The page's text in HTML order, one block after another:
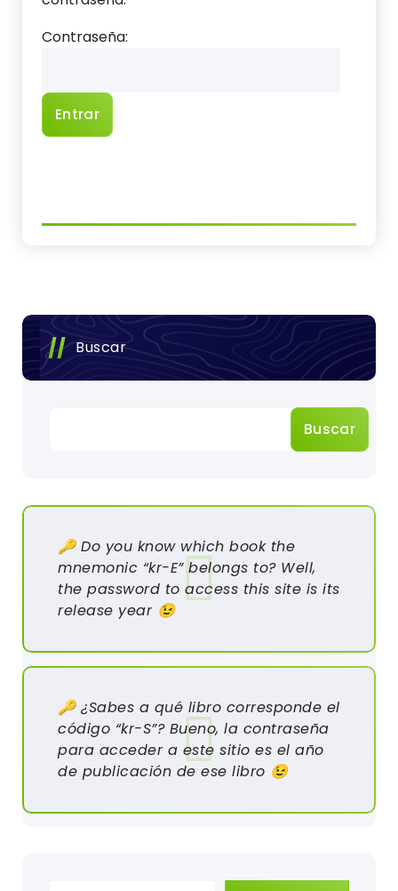
Contraseña:
Buscar
Buscar
🔑 Do you know which book the
mnemonic “kr-E” belongs to? Well,
the password to access this site is its
release year 😉
🔑 ¿Sabes a qué libro corresponde el
código “kr-S”? Bueno, la contraseña
para acceder a este sitio es el año
de publicación de ese libro 😉